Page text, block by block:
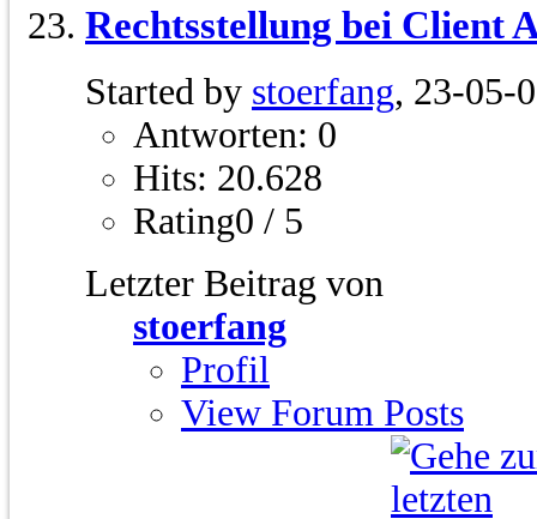
Rechtsstellung bei Client
Started by stoerfang, 23-05-
Antworten: 0
Hits: 20.628
Rating0 / 5
Letzter Beitrag von
stoerfang
Profil
View Forum Posts